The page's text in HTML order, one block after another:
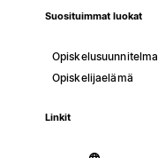
Suosituimmat luokat
Opiskelusuunnitelma
Opiskelijaelämä
Linkit